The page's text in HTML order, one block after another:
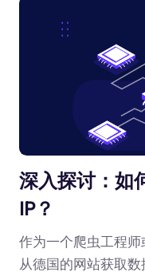
深入探讨：如
IP？
作为一个爬虫工程
从德国的网站获取数